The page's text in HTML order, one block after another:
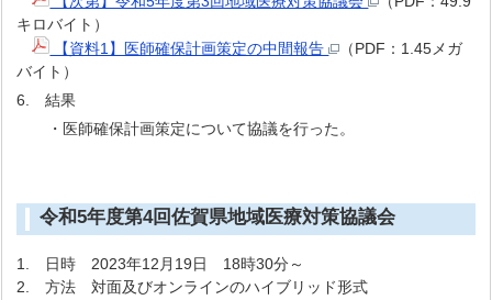
キロバイト）
【資料1】医師確保計画策定の中間報告
（PDF：1.45メガ
バイト）
6. 結果
・医師確保計画策定について協議を行った。
令和5年度第4回佐賀県地域医療対策協議会
1. 日時 2023年12月19日 18時30分～
2. 方法 対面及びオンラインのハイブリッド形式